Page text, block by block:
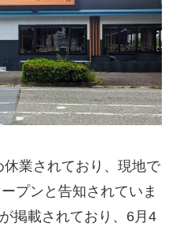
業されており、現地で
プンと告知されていま
掲載されており、6月4